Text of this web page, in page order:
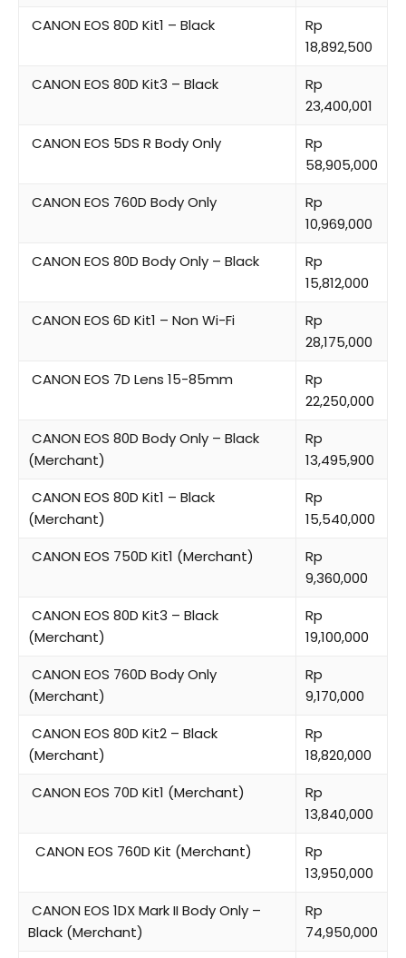
CANON EOS 80D Kit1 – Black
Rp
18,892,500
CANON EOS 80D Kit3 – Black
Rp
23,400,001
CANON EOS 5DS R Body Only
Rp
58,905,000
CANON EOS 760D Body Only
Rp
10,969,000
CANON EOS 80D Body Only – Black
Rp
15,812,000
CANON EOS 6D Kit1 – Non Wi-Fi
Rp
28,175,000
CANON EOS 7D Lens 15-85mm
Rp
22,250,000
CANON EOS 80D Body Only – Black
(Merchant)
Rp
13,495,900
CANON EOS 80D Kit1 – Black
(Merchant)
Rp
15,540,000
CANON EOS 750D Kit1 (Merchant)
Rp
9,360,000
CANON EOS 80D Kit3 – Black
(Merchant)
Rp
19,100,000
CANON EOS 760D Body Only
(Merchant)
Rp
9,170,000
CANON EOS 80D Kit2 – Black
(Merchant)
Rp
18,820,000
CANON EOS 70D Kit1 (Merchant)
Rp
13,840,000
CANON EOS 760D Kit (Merchant)
Rp
13,950,000
CANON EOS 1DX Mark II Body Only –
Black (Merchant)
Rp
74,950,000